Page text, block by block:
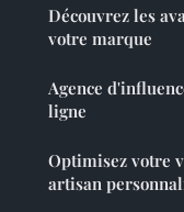
Découvrez les
votre marque
Agence
ligne
Optimisez votre
artisan